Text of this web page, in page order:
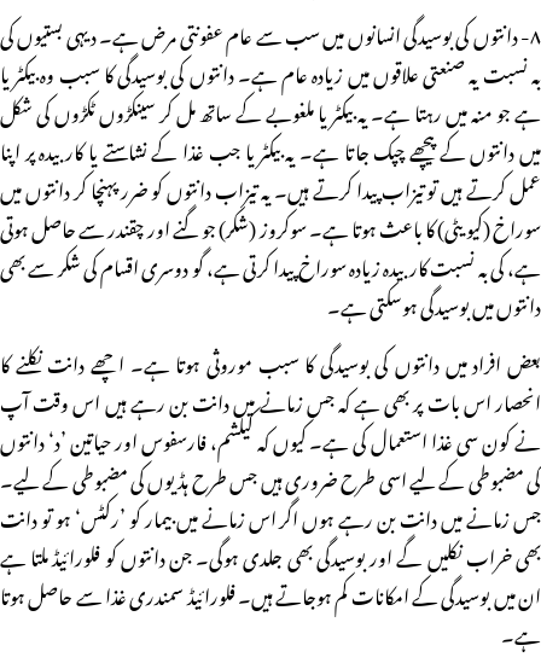
۸- دانتوں کی بوسیدگی انسانوں میں سب سے عام عفونتی مرض ہے۔ دیہی بستیوں کی
بہ نسبت یہ صنعتی علاقوں میں زیادہ عام ہے۔ دانتوں کی بوسیدگی کا سبب وہ بیکٹریا
ہے جو منہ میں رہتا ہے۔ یہ بیکٹریا ملغوبے کے ساتھ مل کر سینکڑوں ٹکڑوں کی شکل
میں دانتوں کے پیچھے چپک جاتا ہے۔ یہ بیکٹریا جب غذا کے نشاستے یا کاربیدہ پر اپنا
عمل کرتے ہیں تو تیزاب پیدا کرتے ہیں۔ یہ تیزاب دانتوں کو ضرر پہنچا کر دانتوں میں
سوراخ (کیویٹی) کا باعث ہوتا ہے۔ سوکروز (شکر) جو گنے اور چقندر سے حاصل ہوتی
ہے، کی بہ نسبت کاربیدہ زیادہ سوراخ پیدا کرتی ہے، گو دوسری اقسام کی شکر سے بھی
دانتوں میں بوسیدگی ہوسکتی ہے۔
بعض افراد میں دانتوں کی بوسیدگی کا سبب موروثی ہوتا ہے۔ اچھے دانت نکلنے کا
انحصار اس بات پر بھی ہے کہ جس زمانے میں دانت بن رہے ہیں اس وقت آپ
نے کون سی غذا استعمال کی ہے۔ کیوں کہ کیلشم، فارسفوس اور حیاتین ’د‘ دانتوں
کی مضبوطی کے لیے اسی طرح ضروری ہیں جس طرح ہڈیوں کی مضبوطی کے لیے۔
جس زمانے میں دانت بن رہے ہوں اگر اس زمانے میں بیمار کو ’رکٹس‘ ہو تو دانت
بھی خراب نکلیں گے اور بوسیدگی بھی جلدی ہوگی۔ جن دانتوں کو فلورائیڈ ملتا ہے
ان میں بوسیدگی کے امکانات کم ہوجاتے ہیں۔ فلورائیڈ سمندری غذا سے حاصل ہوتا
ہے۔